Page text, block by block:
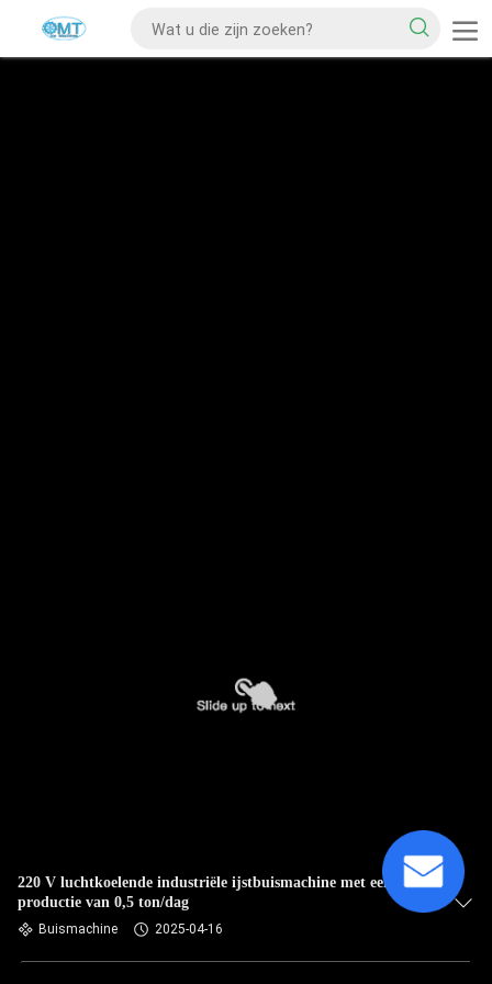
220 V luchtkoelende industriële ijstbuismachine met een
productie van 0,5 ton/dag
Buismachine 2025-04-16